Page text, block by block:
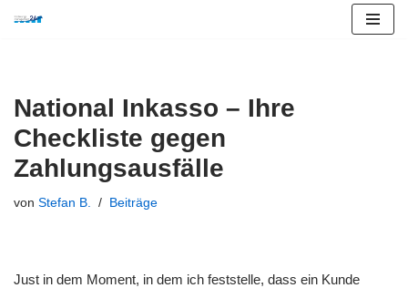
National Inkasso – Ihre
Checkliste gegen
Zahlungsausfälle
von Stefan B. Beiträge
Just in dem Moment, in dem ich feststelle, dass ein Kunde